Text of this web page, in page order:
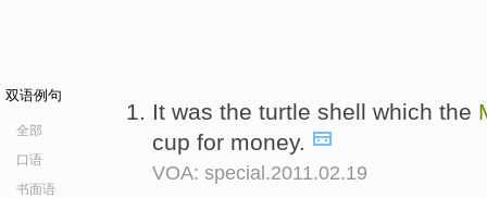
双语例句
全部
口语
书面语
It was the turtle shell which the
cup for money.
VOA: special.2011.02.19